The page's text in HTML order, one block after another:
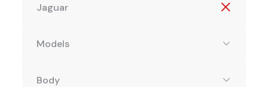
Jaguar
Models
Body